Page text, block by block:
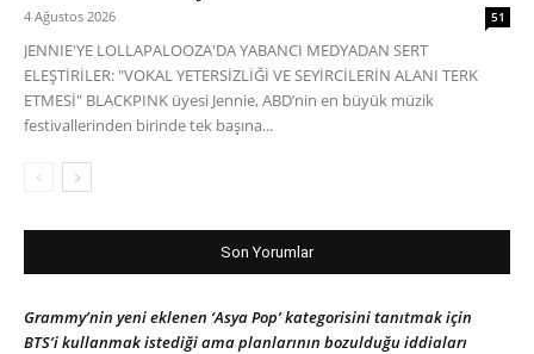
4 Ağustos 2026 51
JENNIE'YE LOLLAPALOOZA'DA YABANCI MEDYADAN SERT
ELEŞTİRİLER: "VOKAL YETERSİZLİĞİ VE SEYİRCİLERİN ALANI TERK
ETMESİ" BLACKPINK üyesi Jennie, ABD’nin en büyük müzik
festivallerinden birinde tek başına...
Son Yorumlar
Grammy’nin yeni eklenen ‘Asya Pop’ kategorisini tanıtmak için
BTS’i kullanmak istediği ama planlarının bozulduğu iddiaları